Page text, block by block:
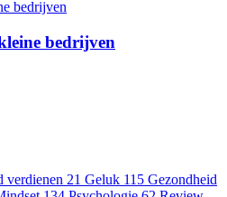
bedrijven
verdienen 21 Geluk 115 Gezondheid